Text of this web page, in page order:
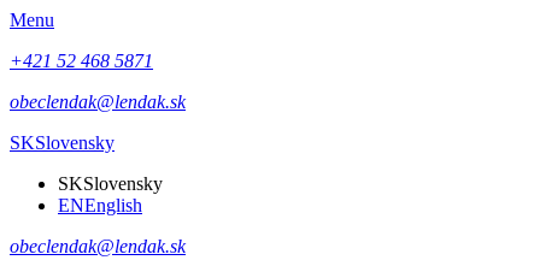
Menu
+421 52 468 5871
obeclendak@lendak.sk
SKSlovensky
SKSlovensky
ENEnglish
obeclendak@lendak.sk